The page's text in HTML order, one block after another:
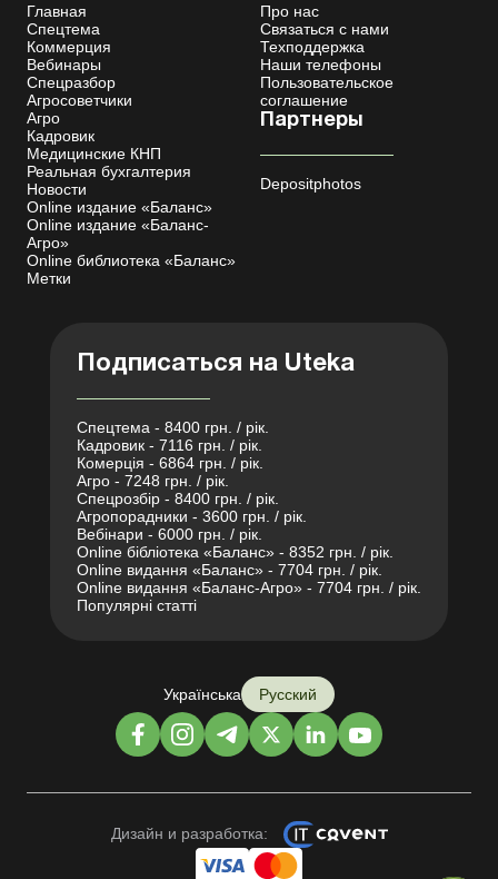
Главная
Спецтема
Коммерция
Вебинары
Спецразбор
Агросоветчики
Агро
Кадровик
Медицинские КНП
Реальная бухгалтерия
Новости
Online издание «Баланс»
Online издание «Баланс-
Агро»
Online библиотека «Баланс»
Метки
Про нас
Связаться с нами
Техподдержка
Наши телефоны
Пользовательское
соглашение
Партнеры
Depositphotos
Подписаться на Uteka
Спецтема - 8400 грн. / рік.
Кадровик - 7116 грн. / рік.
Комерція - 6864 грн. / рік.
Агро - 7248 грн. / рік.
Спецрозбір - 8400 грн. / рік.
Агропорадники - 3600 грн. / рік.
Вебінари - 6000 грн. / рік.
Online бібліотека «Баланс» - 8352 грн. / рік.
Online видання «Баланс» - 7704 грн. / рік.
Online видання «Баланс-Агро» - 7704 грн. / рік.
Популярні статті
Українська Русский
Дизайн и разработка: